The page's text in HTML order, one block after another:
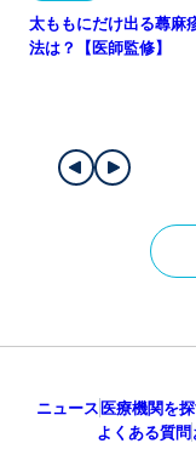
太ももにだけ出る蕁麻
法は？【医師監修】
ニュース医療機関を
よくある質問